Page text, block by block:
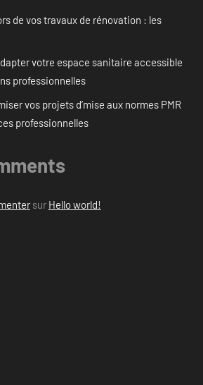
de vos travaux de rénovation : les
votre espace sanitaire accessible
professionnelles
vos projets d’mise aux normes PMR
professionnelles
sur Hello world!